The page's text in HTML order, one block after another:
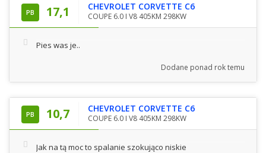
PB 17,1 CHEVROLET CORVETTE C6
COUPE 6.0 I V8 405KM 298KW
Pies was je..
Dodane ponad rok temu
PB 10,7 CHEVROLET CORVETTE C6
COUPE 6.0 I V8 405KM 298KW
Jak na tą moc to spalanie szokująco niskie